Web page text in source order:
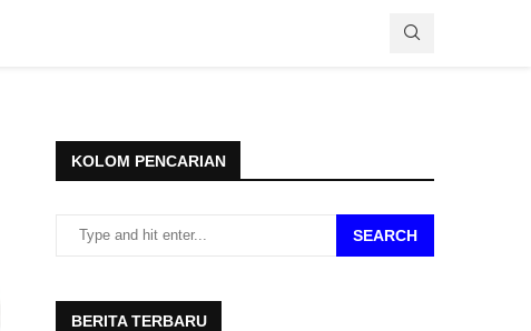
KOLOM PENCARIAN
SEARCH
BERITA TERBARU